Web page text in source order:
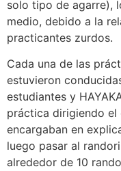
solo tipo de agarre),
medio, debido a la
practicantes zurdos.
Cada una de las
estuvieron
estudiantes y
práctica dirigiendo el
encargaban en
luego pasar al
alrededor de 10